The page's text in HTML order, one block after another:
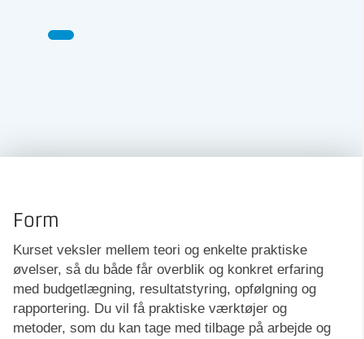
Form
Kurset veksler mellem teori og enkelte praktiske
øvelser, så du både får overblik og konkret erfaring
med budgetlægning, resultatstyring, opfølgning og
rapportering. Du vil få praktiske værktøjer og
metoder, som du kan tage med tilbage på arbejde og